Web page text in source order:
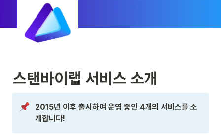
스탠바이랩 서비스 소개
2015년 이후 출시하여 운영 중인 4개의 서비스를 소
개합니다!